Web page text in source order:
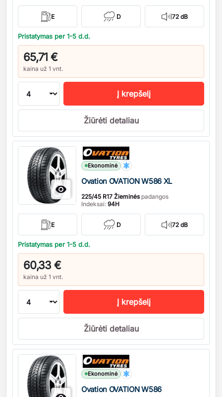
E D 72 dB
Pristatymas per 1-5 d.d.
65,71 €
kaina už 1 vnt.
Į krepšelį
Žiūrėti detaliau

Ekonominė
Ovation OVATION W586 XL
225/45 R17 Žieminėspadangos
Indeksai: 94H
E D 72 dB
Pristatymas per 1-5 d.d.
60,33 €
kaina už 1 vnt.
Kiekis
Į krepšelį
Žiūrėti detaliau
Ekonominė
Ovation OVATION W586
Kiekis